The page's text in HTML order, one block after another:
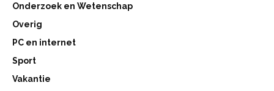
Onderzoek en Wetenschap
Overig
PC en internet
Sport
Vakantie